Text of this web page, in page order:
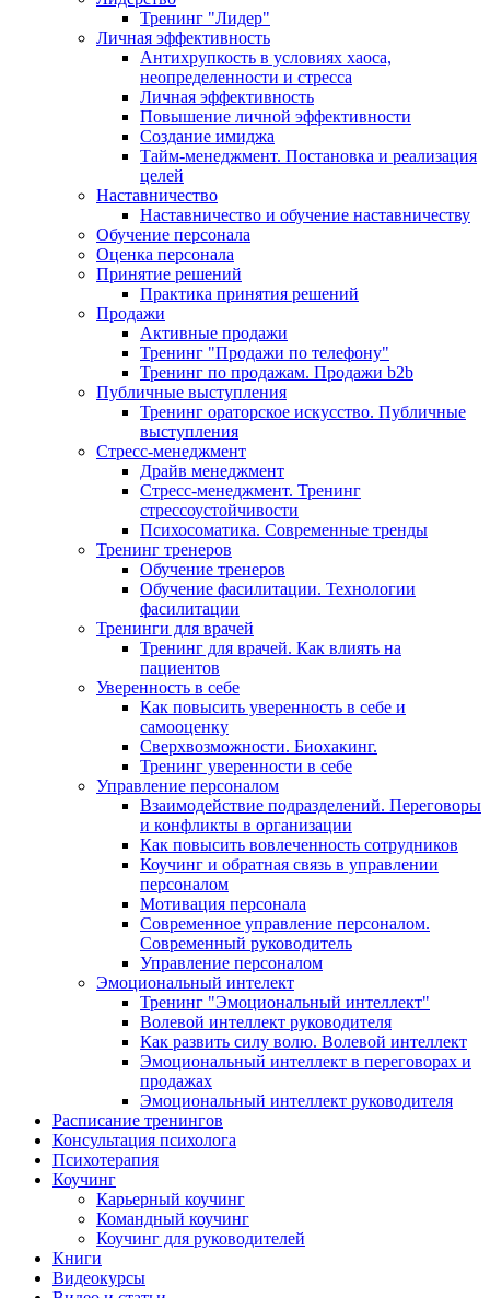
Тренинг "Лидер"
Личная эффективность
Антихрупкость в условиях хаоса,
неопределенности и стресса
Личная эффективность
Повышение личной эффективности
Создание имиджа
Тайм-менеджмент. Постановка и реализация
целей
Наставничество
Наставничество и обучение наставничеству
Обучение персонала
Оценка персонала
Принятие решений
Практика принятия решений
Продажи
Активные продажи
Тренинг "Продажи по телефону"
Тренинг по продажам. Продажи b2b
Публичные выступления
Тренинг ораторское искусство. Публичные
выступления
Стресс-менеджмент
Драйв менеджмент
Стресс-менеджмент. Тренинг
стрессоустойчивости
Психосоматика. Современные тренды
Тренинг тренеров
Обучение тренеров
Обучение фасилитации. Технологии
фасилитации
Тренинги для врачей
Тренинг для врачей. Как влиять на
пациентов
Уверенность в себе
Как повысить уверенность в себе и
самооценку
Сверхвозможности. Биохакинг.
Тренинг уверенности в себе
Управление персоналом
Взаимодействие подразделений. Переговоры
и конфликты в организации
Как повысить вовлеченность сотрудников
Коучинг и обратная связь в управлении
персоналом
Мотивация персонала
Современное управление персоналом.
Современный руководитель
Управление персоналом
Эмоциональный интелект
Тренинг "Эмоциональный интеллект"
Волевой интеллект руководителя
Как развить силу волю. Волевой интеллект
Эмоциональный интеллект в переговорах и
продажах
Эмоциональный интеллект руководителя
Расписание тренингов
Консультация психолога
Психотерапия
Коучинг
Карьерный коучинг
Командный коучинг
Коучинг для руководителей
Книги
Видеокурсы